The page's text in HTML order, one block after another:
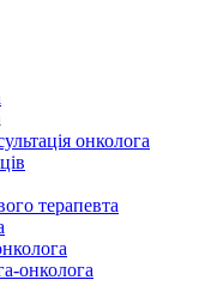
онколога
терапевта
онколога